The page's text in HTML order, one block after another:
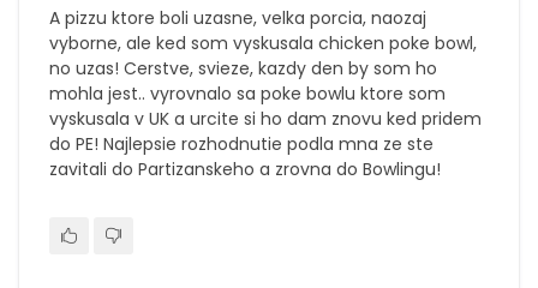
A pizzu ktore boli uzasne, velka porcia, naozaj
vyborne, ale ked som vyskusala chicken poke bowl,
no uzas! Cerstve, svieze, kazdy den by som ho
mohla jest.. vyrovnalo sa poke bowlu ktore som
vyskusala v UK a urcite si ho dam znovu ked pridem
do PE! Najlepsie rozhodnutie podla mna ze ste
zavitali do Partizanskeho a zrovna do Bowlingu!